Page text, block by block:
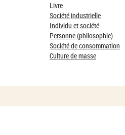
Livre
Société industrielle
Individu et société
Personne (philosophie)
Société de consommation
Culture de masse